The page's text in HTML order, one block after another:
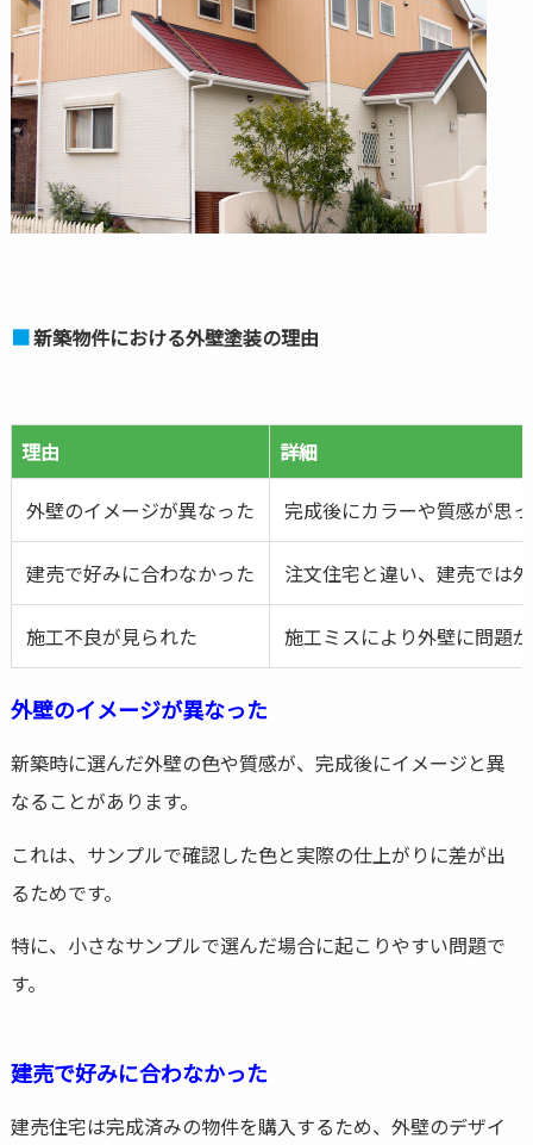
新築物件における外壁塗装の理由
理由 詳細
外壁のイメージが異なった 完成後にカラーや質感が思
建売で好みに合わなかった 注文住宅と違い、建売では
施工不良が見られた 施工ミスにより外壁に問題
外壁のイメージが異なった
新築時に選んだ外壁の色や質感が、完成後にイメージと異
なることがあります。
これは、サンプルで確認した色と実際の仕上がりに差が出
るためです。
特に、小さなサンプルで選んだ場合に起こりやすい問題で
す。
建売で好みに合わなかった
建売住宅は完成済みの物件を購入するため、外壁のデザイ